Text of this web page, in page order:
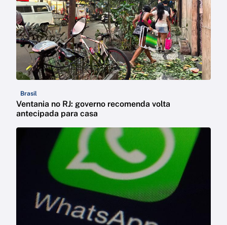
Brasil
Ventania no RJ: governo recomenda volta
antecipada para casa